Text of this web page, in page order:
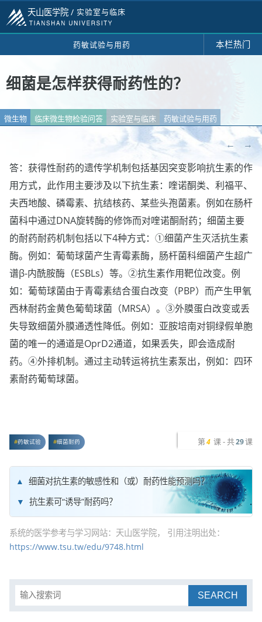
天山医学院 / 实验室与临床
药敏试验与用药 本栏热门
细菌是怎样获得耐药性的？
微生物 临床微生物检验问答 实验室与临床 药敏试验与用药
←
→
答：获得性耐药的遗传学机制包括基因突变影响抗生素的作
用方式，此作用主要涉及以下抗生素：喹诺酮类、利福平、
夫西地酸、磷霉素、抗结核药、某些头孢菌素。例如在肠杆
菌科中通过DNA旋转酶的修饰而对喹诺酮耐药；细菌主要
的耐药耐药机制包括以下4种方式：①细菌产生灭活抗生素
酶。例如：葡萄球菌产生青霉素酶，肠杆菌科细菌产生超广
谱β-内酰胺酶（ESBLs）等。②抗生素作用靶位改变。例
如：葡萄球菌由于青霉素结合蛋白改变（PBP）而产生甲氧
西林耐药金黄色葡萄球菌（MRSA）。③外膜蛋白改变或丢
失导致细菌外膜通透性降低。例如：亚胺培南对铜绿假单胞
菌的唯一的通道是OprD2通道，如果丢失，即会造成耐
药。④外排机制。通过主动转运将抗生素泵出，例如：四环
素耐药葡萄球菌。
药敏试验 细菌耐药 第 4 课 - 共29课
细菌对抗生素的敏感性和（或）耐药性能预测吗？
抗生素可“诱导”耐药吗？
系统的医学参考与学习网站：天山医学院， 引用注明出处：
https://www.tsu.tw/edu/9748.html
SEARCH